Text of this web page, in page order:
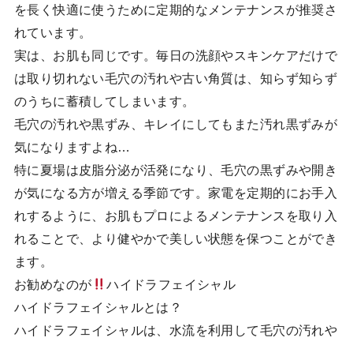
を長く快適に使うために定期的なメンテナンスが推奨さ
れています。
実は、お肌も同じです。毎日の洗顔やスキンケアだけで
は取り切れない毛穴の汚れや古い角質は、知らず知らず
のうちに蓄積してしまいます。
毛穴の汚れや黒ずみ、キレイにしてもまた汚れ黒ずみが
気になりますよね…
特に夏場は皮脂分泌が活発になり、毛穴の黒ずみや開き
が気になる方が増える季節です。家電を定期的にお手入
れするように、お肌もプロによるメンテナンスを取り入
れることで、より健やかで美しい状態を保つことができ
ます。
お勧めなのが
ハイドラフェイシャル
ハイドラフェイシャルとは？
ハイドラフェイシャルは、水流を利用して毛穴の汚れや